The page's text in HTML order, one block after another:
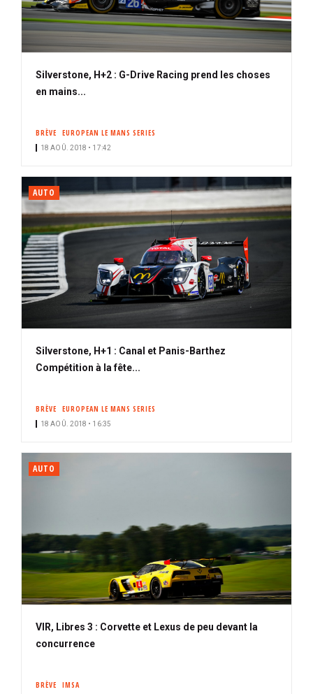
Silverstone, H+2 : G-Drive Racing prend les choses
en mains...
BRÈVE EUROPEAN LE MANS SERIES
18 AOÛ. 2018 • 17:42
AUTO
Silverstone, H+1 : Canal et Panis-Barthez
Compétition à la fête...
BRÈVE EUROPEAN LE MANS SERIES
18 AOÛ. 2018 • 16:35
AUTO
VIR, Libres 3 : Corvette et Lexus de peu devant la
concurrence
BRÈVE IMSA